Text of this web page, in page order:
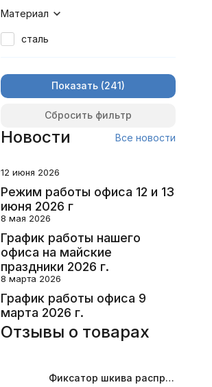
Материал
сталь
Показать
Сбросить фильтр
Новости Все новости
12 июня 2026
Режим работы офиса 12 и 13
июня 2026 г
8 мая 2026
График работы нашего
офиса на майские
праздники 2026 г.
8 марта 2026
График работы офиса 9
марта 2026 г.
Отзывы о товарах
Фиксатор шкива распредвала (Subaru) JTC-4409